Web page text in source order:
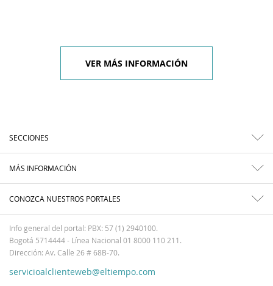
VER MÁS INFORMACIÓN
SECCIONES
MÁS INFORMACIÓN
CONOZCA NUESTROS PORTALES
Info general del portal: PBX: 57 (1) 2940100.
Bogotá 5714444 - Línea Nacional 01 8000 110 211.
Dirección: Av. Calle 26 # 68B-70.
servicioalclienteweb@eltiempo.com